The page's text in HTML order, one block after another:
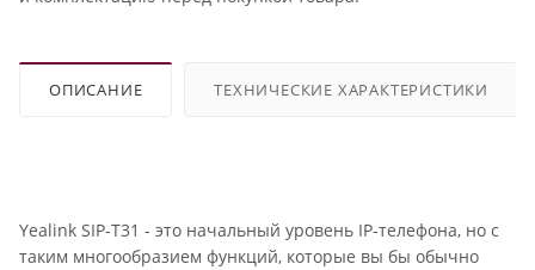
ОПИСАНИЕ ТЕХНИЧЕСКИЕ ХАРАКТЕРИСТИКИ
Yealink SIP-T31 - это начальный уровень IP-телефона, но с
таким многообразием функций, которые вы бы обычно